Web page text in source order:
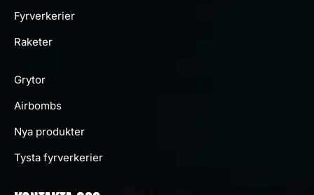
Fyrverkerier
Raketer
Grytor
Airbombs
Nya produkter
Tysta fyrverkerier